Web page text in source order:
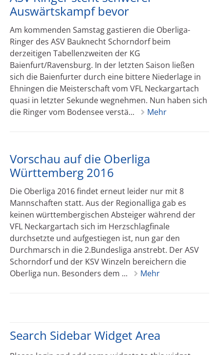
Auswärtskampf bevor
Am kommenden Samstag gastieren die Oberliga-
Ringer des ASV Bauknecht Schorndorf beim
derzeitigen Tabellenzweiten der KG
Baienfurt/Ravensburg. In der letzten Saison ließen
sich die Baienfurter durch eine bittere Niederlage in
Ehningen die Meisterschaft vom VFL Neckargartach
quasi in letzter Sekunde wegnehmen. Nun haben sich
die Ringer vom Bodensee verstä...
Mehr
Vorschau auf die Oberliga
Württemberg 2016
Die Oberliga 2016 findet erneut leider nur mit 8
Mannschaften statt. Aus der Regionalliga gab es
keinen württembergischen Absteiger während der
VFL Neckargartach sich im Herzschlagfinale
durchsetzte und aufgestiegen ist, nun gar den
Durchmarsch in die 2.Bundesliga anstrebt. Der ASV
Schorndorf und der KSV Winzeln bereichern die
Oberliga nun. Besonders dem ...
Mehr
Search Sidebar Widget Area